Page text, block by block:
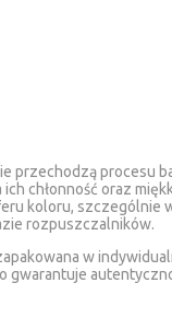
przechodzą procesu
chłonność oraz
koloru, szczególnie
rozpuszczalników.
w
gwarantuje